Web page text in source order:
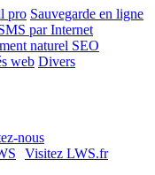
pro Sauvegarde en ligne
par Internet
naturel SEO
web Divers
nous
Visitez LWS.fr